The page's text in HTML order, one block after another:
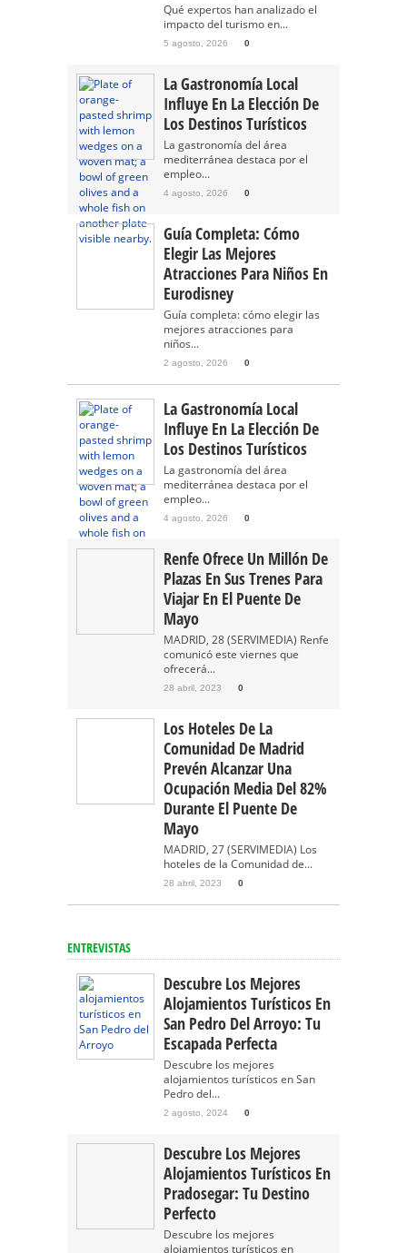
Qué expertos han analizado el
impacto del turismo en...
5 agosto, 2026 0
La Gastronomía Local
Influye En La Elección De
Los Destinos Turísticos
La gastronomía del área
mediterránea destaca por el
empleo...
4 agosto, 2026 0
Guía Completa: Cómo
Elegir Las Mejores
Atracciones Para Niños En
Eurodisney
Guía completa: cómo elegir las
mejores atracciones para
niños...
2 agosto, 2026 0
La Gastronomía Local
Influye En La Elección De
Los Destinos Turísticos
La gastronomía del área
mediterránea destaca por el
empleo...
4 agosto, 2026 0
Renfe Ofrece Un Millón De
Plazas En Sus Trenes Para
Viajar En El Puente De
Mayo
MADRID, 28 (SERVIMEDIA) Renfe
comunicó este viernes que
ofrecerá...
28 abril, 2023 0
Los Hoteles De La
Comunidad De Madrid
Prevén Alcanzar Una
Ocupación Media Del 82%
Durante El Puente De
Mayo
MADRID, 27 (SERVIMEDIA) Los
hoteles de la Comunidad de...
28 abril, 2023 0
ENTREVISTAS
Descubre Los Mejores
Alojamientos Turísticos En
San Pedro Del Arroyo: Tu
Escapada Perfecta
Descubre los mejores
alojamientos turísticos en San
Pedro del...
2 agosto, 2024 0
Descubre Los Mejores
Alojamientos Turísticos En
Pradosegar: Tu Destino
Perfecto
Descubre los mejores
alojamientos turísticos en